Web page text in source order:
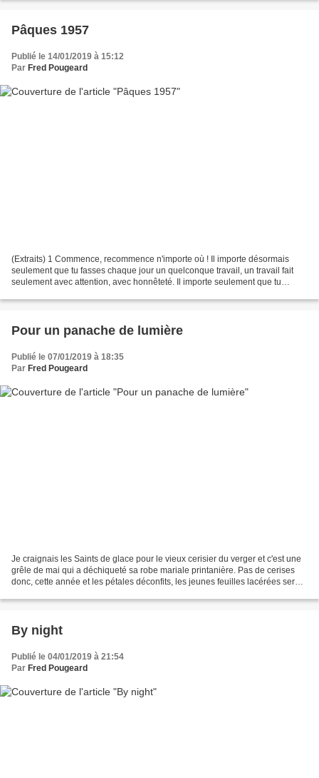
Pâques 1957
Publié le 14/01/2019 à 15:12
Par Fred Pougeard
(Extraits) 1 Commence, recommence n'importe où ! Il importe désormais
seulement que tu fasses chaque jour un quelconque travail, un travail fait
seulement avec attention, avec honnêteté. Il importe seulement que tu
Pour un panache de lumière
Publié le 07/01/2019 à 18:35
Par Fred Pougeard
Je craignais les Saints de glace pour le vieux cerisier du verger et c'est une
grêle de mai qui a déchiqueté sa robe mariale printanière. Pas de cerises
donc, cette année et les pétales déconfits, les jeunes feuilles lacérées seront
By night
Publié le 04/01/2019 à 21:54
Par Fred Pougeard